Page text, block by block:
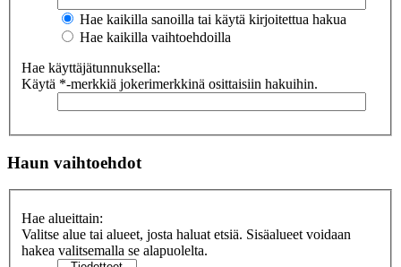
Hae kaikilla sanoilla tai käytä kirjoitettua hakua
Hae kaikilla vaihtoehdoilla
Hae käyttäjätunnuksella:
Käytä *-merkkiä jokerimerkkinä osittaisiin hakuihin.
Haun vaihtoehdot
Hae alueittain:
Valitse alue tai alueet, josta haluat etsiä. Sisäalueet voidaan
hakea valitsemalla se alapuolelta.